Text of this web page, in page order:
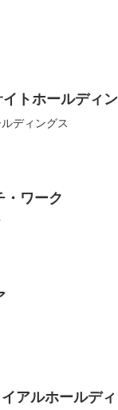
トホールディ
ディングス
ワーク
ルホールディ